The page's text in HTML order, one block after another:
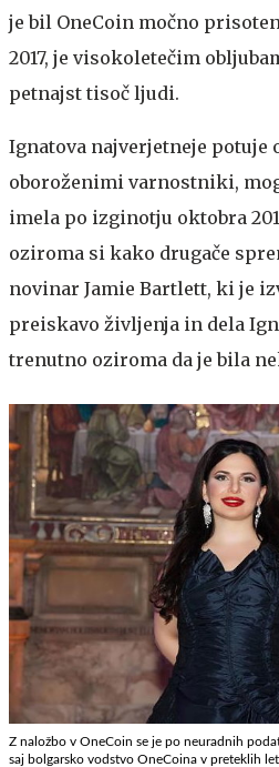
je bil OneCoin močno
2017, je visokoletečim
petnajst tisoč ljudi.
Ignatova najverjetneje potuje
oboroženimi varnostniki,
imela po izginotju oktobra
oziroma si kako drugače
novinar Jamie Bartlett, ki je
preiskavo življenja in dela
trenutno oziroma da je bila
Z naložbo v OneCoin se je po neuradnih
saj bolgarsko vodstvo OneCoina v preteklih